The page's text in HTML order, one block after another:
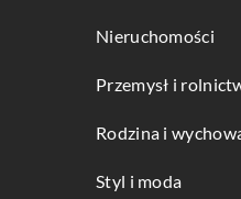
Nieruchomości
Przemysł i
Rodzina i
Styl i moda